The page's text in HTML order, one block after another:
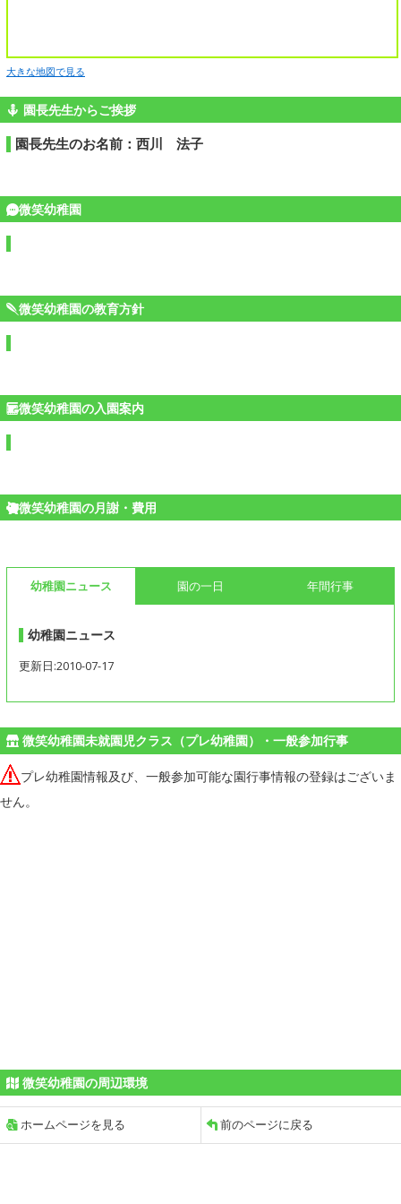
大きな地図で見る
園長先生からご挨拶
園長先生のお名前：西川 法子
微笑幼稚園
微笑幼稚園の教育方針
微笑幼稚園の入園案内
微笑幼稚園の月謝・費用
幼稚園ニュース 園の一日 年間行事
幼稚園ニュース
更新日:2010-07-17
微笑幼稚園未就園児クラス（プレ幼稚園）・一般参加行事
プレ幼稚園情報及び、一般参加可能な園行事情報の登録はございま
せん。
微笑幼稚園の周辺環境
ホームページを見る 前のページに戻る